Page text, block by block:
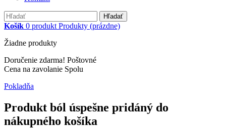
Hľadať
Košík 0 produkt Produkty (prázdne)
Žiadne produkty
Doručenie zdarma! Poštovné
Cena na zavolanie Spolu
Pokladňa
Produkt ból úspešne pridáný do
nákupného košíka